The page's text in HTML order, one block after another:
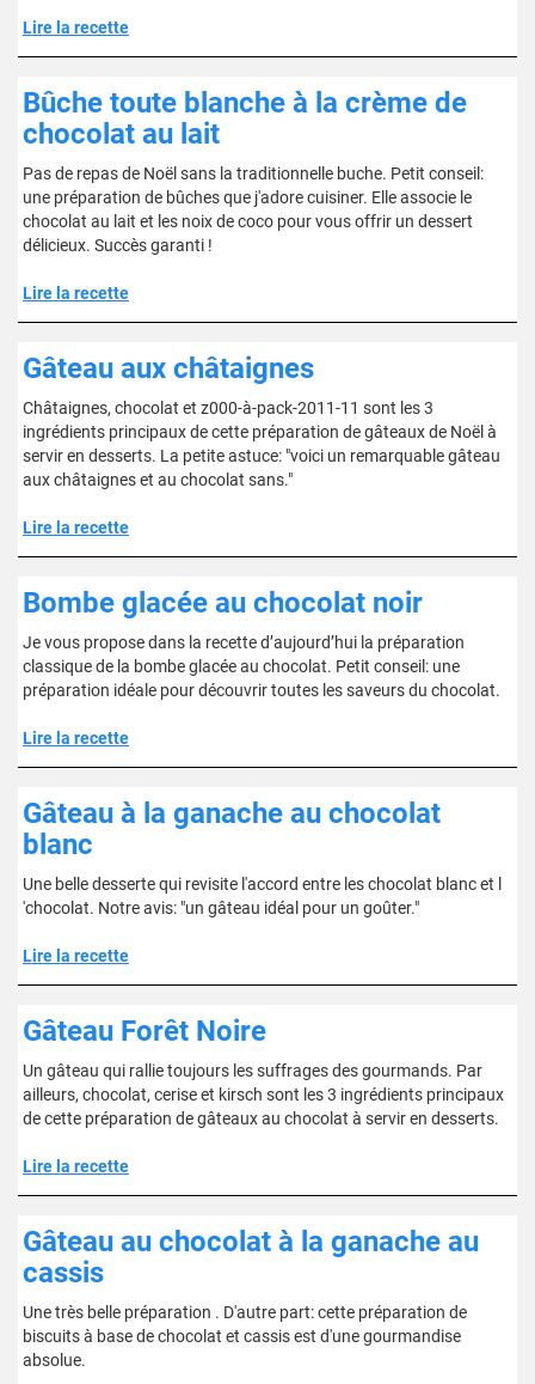
Lire la recette
Bûche toute blanche à la crème de
chocolat au lait
Pas de repas de Noël sans la traditionnelle buche. Petit conseil:
une préparation de bûches que j'adore cuisiner. Elle associe le
chocolat au lait et les noix de coco pour vous offrir un dessert
délicieux. Succès garanti !
Lire la recette
Gâteau aux châtaignes
Châtaignes, chocolat et z000-à-pack-2011-11 sont les 3
ingrédients principaux de cette préparation de gâteaux de Noël à
servir en desserts. La petite astuce: "voici un remarquable gâteau
aux châtaignes et au chocolat sans."
Lire la recette
Bombe glacée au chocolat noir
Je vous propose dans la recette d’aujourd’hui la préparation
classique de la bombe glacée au chocolat. Petit conseil: une
préparation idéale pour découvrir toutes les saveurs du chocolat.
Lire la recette
Gâteau à la ganache au chocolat
blanc
Une belle desserte qui revisite l'accord entre les chocolat blanc et l
'chocolat. Notre avis: "un gâteau idéal pour un goûter."
Lire la recette
Gâteau Forêt Noire
Un gâteau qui rallie toujours les suffrages des gourmands. Par
ailleurs, chocolat, cerise et kirsch sont les 3 ingrédients principaux
de cette préparation de gâteaux au chocolat à servir en desserts.
Lire la recette
Gâteau au chocolat à la ganache au
cassis
Une très belle préparation . D'autre part: cette préparation de
biscuits à base de chocolat et cassis est d'une gourmandise
absolue.